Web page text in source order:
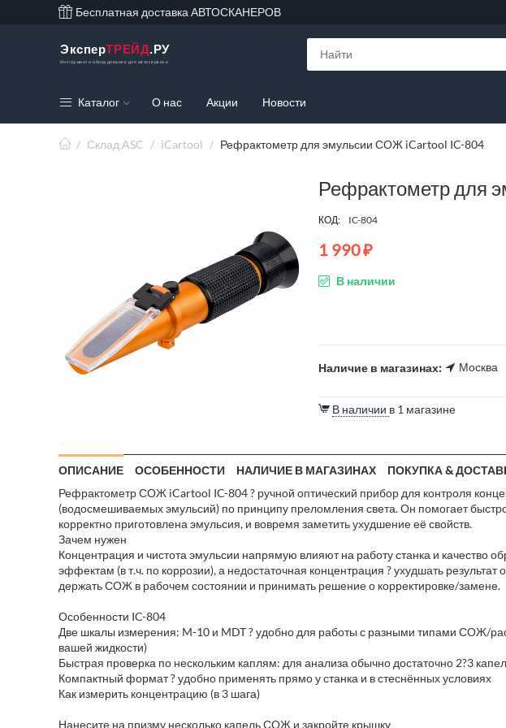
Бесплатная доставка АВТОСКАНЕРОВ
ЭксперТРЕЙД.РУ
Инструмент и оборудование для автосервиса
Каталог О нас Акции Новости
/ Склад ASC / iCartool / Рефрактометр для эмульсии СОЖ iCartool IC-804
Рефрактометр для
КОД: IC-804
1 990₽
В наличии
Наличие в магазинах: Москва
В наличии в 1 магазине
ОПИСАНИЕ ОСОБЕННОСТИ НАЛИЧИЕ В МАГАЗИНАХ
ПОКУПКА &
Рефрактометр СОЖ iCartool IC-804 ? ручной оптический прибор для контроля
(водосмешиваемых эмульсий) по принципу преломления света. Он помогает
корректно приготовлена эмульсия, и вовремя заметить ухудшение её свойств.
Зачем нужен
Концентрация и чистота эмульсии напрямую влияют на работу станка и качество
эффектам (в т.ч. по коррозии), а недостаточная концентрация ? ухудшать
держать СОЖ в рабочем состоянии и принимать решение о корректировке/замене.
Особенности IC-804
Две шкалы измерения: M-10 и MDT ? удобно для работы с разными типами СОЖ/
вашей жидкости)
Быстрая проверка по нескольким каплям: для анализа обычно достаточно 2?3
Компактный формат ? удобно применять прямо у станка и в стеснённых условиях
Как измерить концентрацию (в 3 шага)
Нанесите на призму несколько капель СОЖ и закройте крышку